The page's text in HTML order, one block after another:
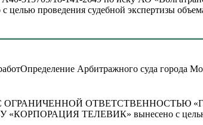
проведения судебной экспертизы
Определение Арбитражного суда города
С ОГРАНИЧЕННОЙ ОТВЕТСТВЕННОСТЬЮ
ТЕЛЕВИК» вынесено с целью